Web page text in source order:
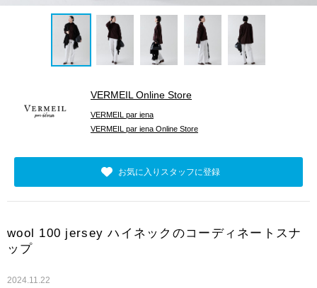
VERMEIL Online Store
VERMEIL par iena
VERMEIL par iena Online Store
お気に入りスタッフに登録
wool 100 jersey ハイネックのコーディネートスナ
ップ
2024.11.22